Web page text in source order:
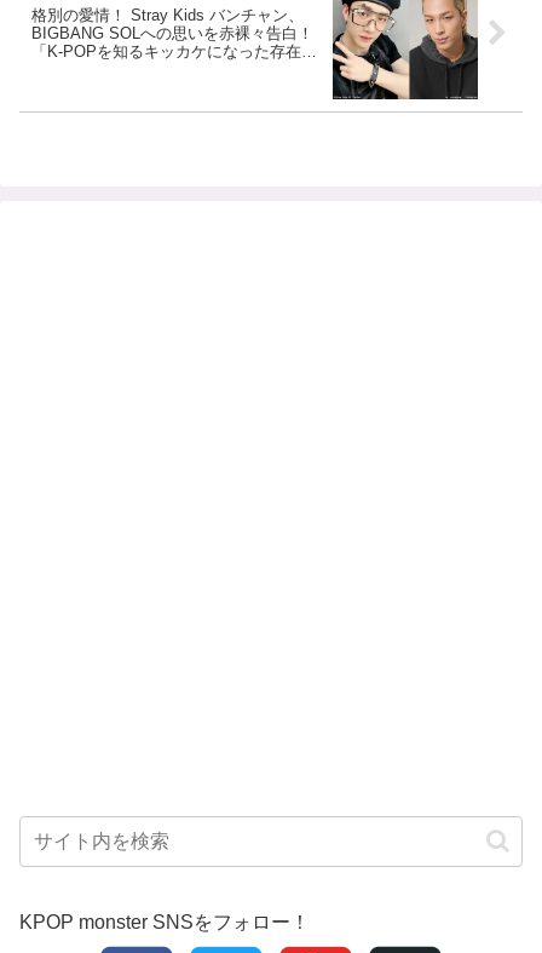
格別の愛情！ Stray Kids バンチャン、
BIGBANG SOLへの思いを赤裸々告白！
「K-POPを知るキッカケになった存在」
KPOP monster SNSをフォロー！